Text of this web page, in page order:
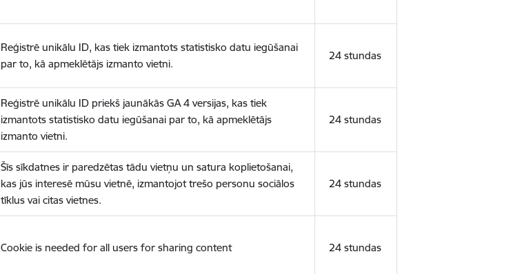
Reģistrē unikālu ID, kas tiek izmantots statistisko datu iegūšanai
par to, kā apmeklētājs izmanto vietni.
24 stundas
Reģistrē unikālu ID priekš jaunākās GA 4 versijas, kas tiek
izmantots statistisko datu iegūšanai par to, kā apmeklētājs
izmanto vietni.
24 stundas
Šīs sīkdatnes ir paredzētas tādu vietņu un satura koplietošanai,
kas jūs interesē mūsu vietnē, izmantojot trešo personu sociālos
tīklus vai citas vietnes.
24 stundas
Cookie is needed for all users for sharing content 24 stundas